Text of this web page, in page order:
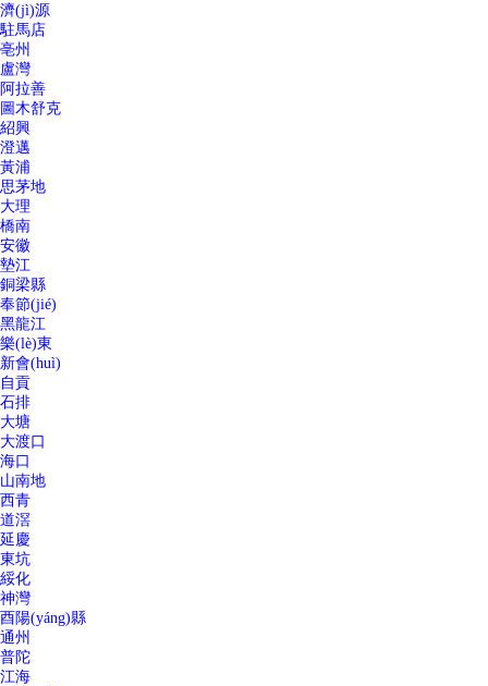
濟(jì)源
駐馬店
亳州
盧灣
阿拉善
圖木舒克
紹興
澄邁
黃浦
思茅地
大理
橋南
安徽
墊江
銅梁縣
奉節(jié)
黑龍江
樂(lè)東
新會(huì)
自貢
石排
大塘
大渡口
海口
山南地
西青
道滘
延慶
東坑
綏化
神灣
酉陽(yáng)縣
通州
普陀
江海